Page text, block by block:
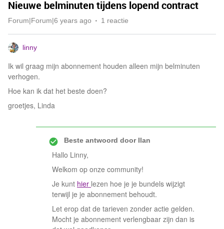
Nieuwe belminuten tijdens lopend contract
Forum|Forum|6 years ago 1 reactie
linny
Ik wil graag mijn abonnement houden alleen mijn belminuten
verhogen.
Hoe kan ik dat het beste doen?
groetjes, Linda
Beste antwoord doorIlan
Hallo Linny,
Welkom op onze community!
Je kunt hier lezen hoe je je bundels wijzigt
terwijl je je abonnement behoudt.
Let erop dat de tarieven zonder actie gelden.
Mocht je abonnement verlengbaar zijn dan is